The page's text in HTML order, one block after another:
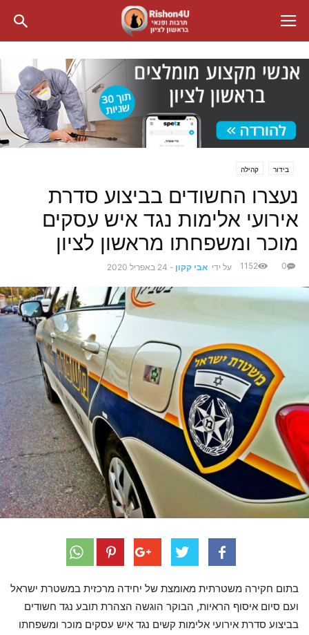
בידור קהילה
נעצרו החשודים בביצוע סדרת
אירועי אלימות נגד איש עסקים
מוכר ומשפחתו מראשון לציון
על ידי אבי קקון - 24 באפריל 2020 0
1152
בתום חקירה משטרתית מאומצת של יחידה מרכזית במשטרת ישראל
ועם סיום איסוף הראיות, הבוקר הוגשה הצהרת תובע נגד חשודים
בביצוע סדרת אירועי אלימות קשים נגד איש עסקים מוכר ומשפחתו